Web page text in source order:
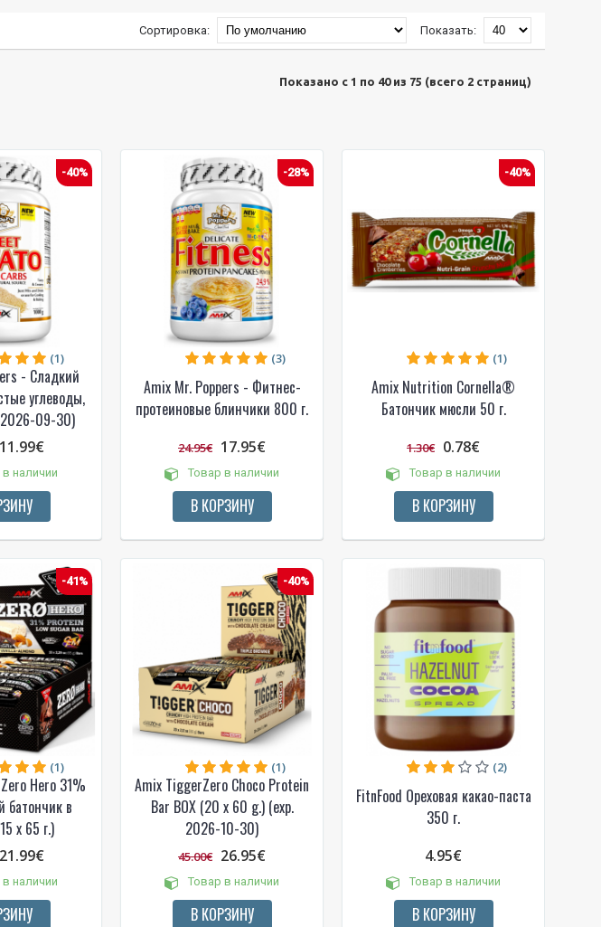
Показать:
Сортировка:
Показано с 1 по 40 из 75 (всего 2 страниц)
-40%
- Сладкий
углеводы,
09-30)
(1)
11.99€
наличии
-28%
Amix Mr. Poppers - Фитнес-
протеиновые блинчики 800 г.
(3)
24.95€ 17.95€
Товар в наличии
В КОРЗИНУ
-40%
Amix Nutrition Cornella®
Батончик мюсли 50 г.
(1)
1.30€ 0.78€
Товар в наличии
В КОРЗИНУ
-41%
Hero 31%
батончик в
x 65 г.)
(1)
21.99€
наличии
-40%
Amix TiggerZero Choco Protein
Bar BOX (20 x 60 g.) (exp.
2026-10-30)
(1)
45.00€ 26.95€
Товар в наличии
В КОРЗИНУ
FitnFood Ореховая какао-паста
350 г.
(2)
4.95€
Товар в наличии
В КОРЗИНУ